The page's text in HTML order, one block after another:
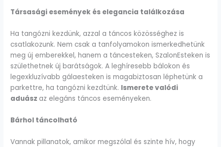
Társasági események és elegancia találkozása
Ha tangózni kezdünk, azzal a táncos közösséghez is
csatlakozunk. Nem csak a tanfolyamokon ismerkedhetünk
meg új emberekkel, hanem a táncesteken, SzalonEsteken is
születhetnek új barátságok. A leghíresebb bálokon és
legexkluzívabb gálaesteken is magabiztosan léphetünk a
parkettre, ha tangózni kezdtünk. Ismerete valódi
aduász az elegáns táncos eseményeken.
Bárhol táncolható
Vannak pillanatok, amikor megszólal és szinte hív, hogy